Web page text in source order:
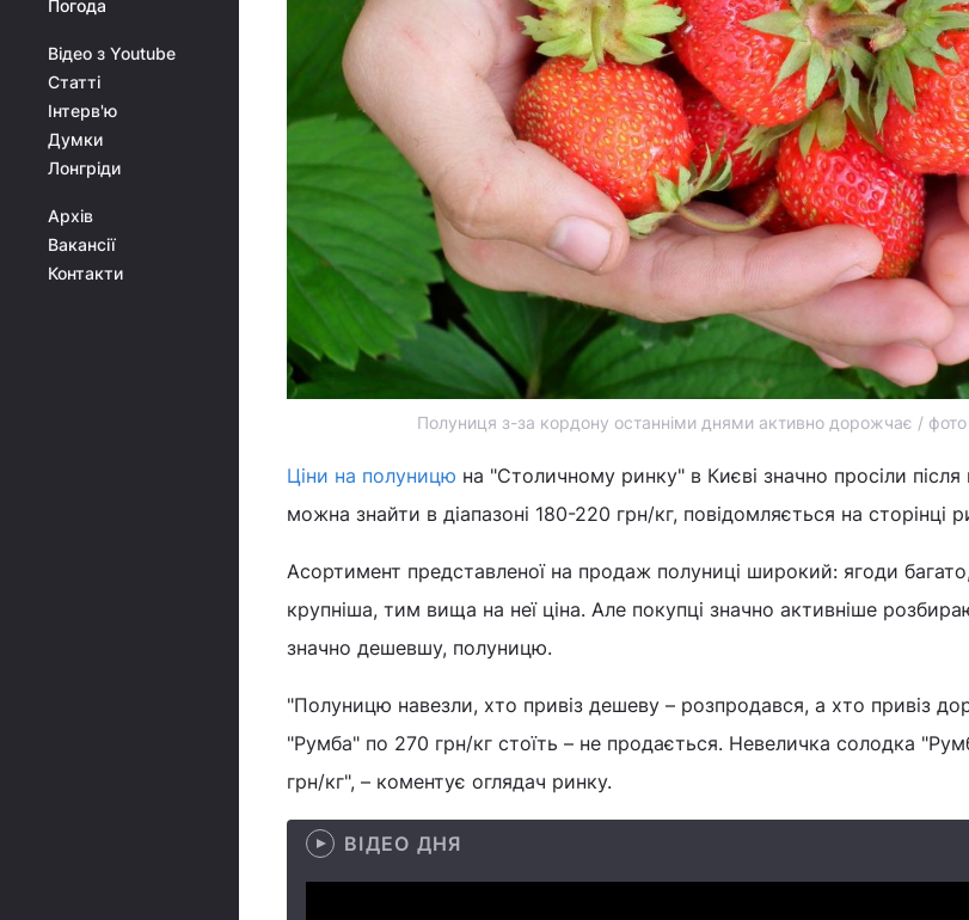
Погода
Відео з Youtube
Статті
Інтерв'ю
Думки
Лонгріди
Архів
Вакансії
Контакти
Полуниця з-за кордону останніми днями активно дорожчає /
Ціни на полуницю на "Столичному ринку" в Києві значно просіли після
можна знайти в діапазоні 180-220 грн/кг, повідомляється на сторінці
Асортимент представленої на продаж полуниці широкий: ягоди
крупніша, тим вища на неї ціна. Але покупці значно активніше
значно дешевшу, полуницю.
"Полуницю навезли, хто привіз дешеву – розпродався, а хто привіз
"Румба" по 270 грн/кг стоїть – не продається. Невеличка солодка
грн/кг", – коментує оглядач ринку.
ВІДЕО ДНЯ